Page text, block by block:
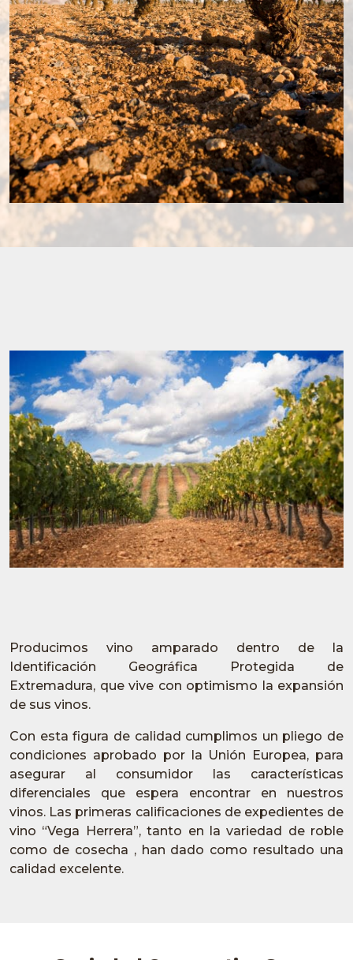
Producimos vino amparado dentro de la
Identificación Geográfica Protegida de
Extremadura, que vive con optimismo la expansión
de sus vinos.
Con esta figura de calidad cumplimos un pliego de
condiciones aprobado por la Unión Europea, para
asegurar al consumidor las características
diferenciales que espera encontrar en nuestros
vinos. Las primeras calificaciones de expedientes de
vino “Vega Herrera”, tanto en la variedad de roble
como de cosecha , han dado como resultado una
calidad excelente.